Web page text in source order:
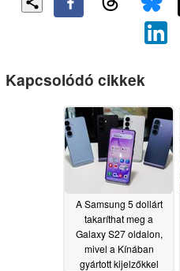
Kapcsolódó cikkek
A Samsung 5 dollárt
takaríthat meg a
Galaxy S27 oldalon,
mivel a Kínában
gyártott kijelzőkkel